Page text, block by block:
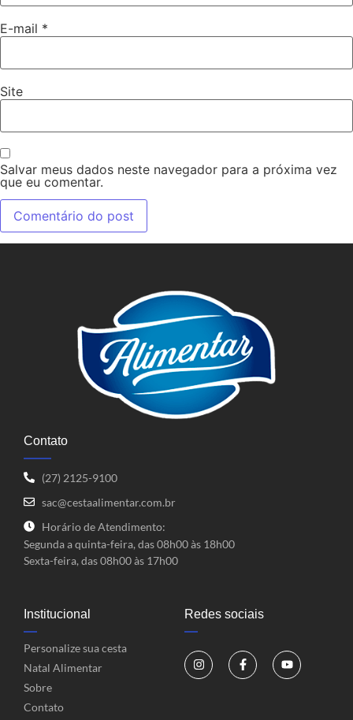
E-mail *
Site
Salvar meus dados neste navegador para a próxima vez
que eu comentar.
Contato
(27) 2125-9100
sac@cestaalimentar.com.br
Horário de Atendimento:
Segunda a quinta-feira, das 08h00 às 18h00
Sexta-feira, das 08h00 às 17h00
Institucional
Personalize sua cesta
Natal Alimentar
Sobre
Contato
Redes sociais